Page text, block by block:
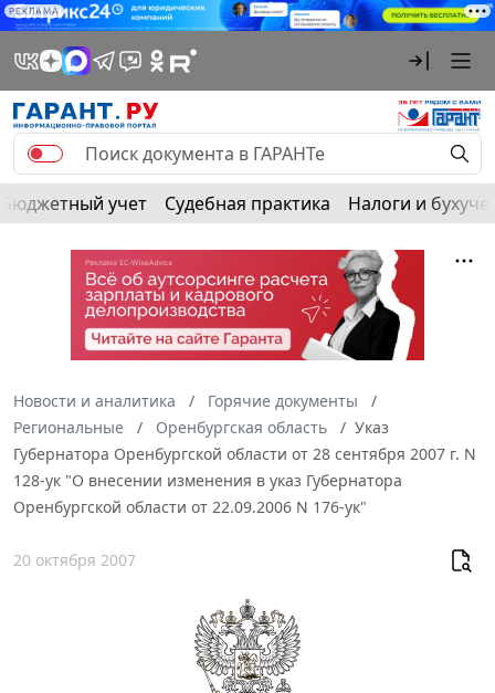
РЕКЛАМА
Бюджетный учет Судебная практика Налоги и
Новости и аналитика
Горячие документы
Региональные
Оренбургская область
Указ
Губернатора Оренбургской области от 28 сентября 2007 г. N
128-ук "О внесении изменения в указ Губернатора
Оренбургской области от 22.09.2006 N 176-ук"
20 октября 2007